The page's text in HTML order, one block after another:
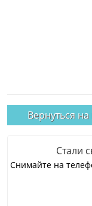
Вернуться
Стали
Снимайте на